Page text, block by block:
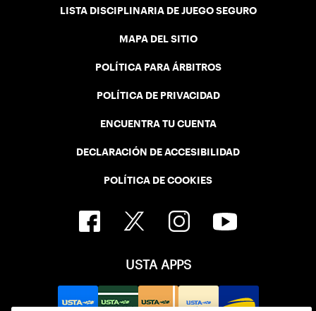
LISTA DISCIPLINARIA DE JUEGO SEGURO
MAPA DEL SITIO
POLÍTICA PARA ÁRBITROS
POLÍTICA DE PRIVACIDAD
ENCUENTRA TU CUENTA
DECLARACIÓN DE ACCESIBILIDAD
POLÍTICA DE COOKIES
USTA APPS